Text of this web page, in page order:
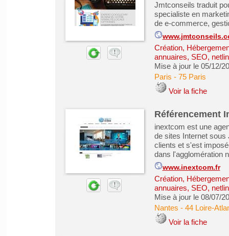
Jmtconseils traduit
specialiste en
de e-commerce,
Création,
annuaires, SEO,
Mise à jour le 05/12/
Paris - 75 Paris
Voir la fiche
Référencement
inextcom est une
de sites Internet sous
clients et s'est
dans l'agglomération
www.inextcom.fr
Création,
annuaires, SEO,
Mise à jour le 08/07/
Nantes - 44 Loire-
Voir la fiche